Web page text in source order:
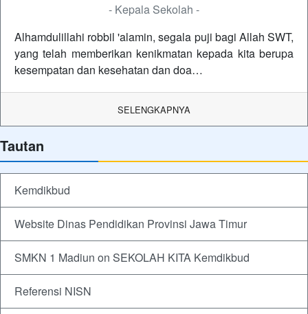
- Kepala Sekolah -
Alhamdulillahi robbil 'alamin, segala puji bagi Allah SWT,
yang telah memberikan kenikmatan kepada kita berupa
kesempatan dan kesehatan dan doa…
SELENGKAPNYA
Tautan
Kemdikbud
Website Dinas Pendidikan Provinsi Jawa Timur
SMKN 1 Madiun on SEKOLAH KITA Kemdikbud
Referensi NISN